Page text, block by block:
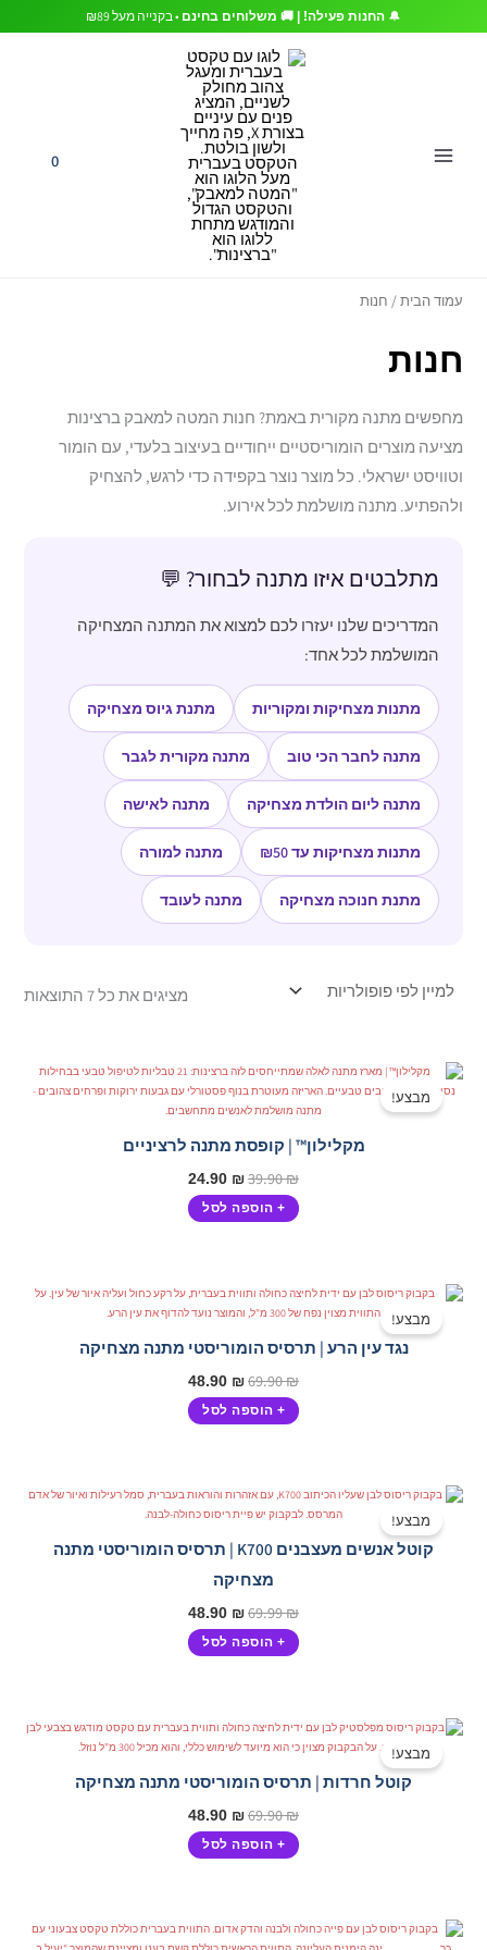
🔔 החנות פעילה! | 🚚 משלוחים בחינם • בקנייה מעל ₪89
0
עמוד הבית/ חנות
חנות
מחפשים מתנה מקורית באמת? חנות המטה למאבק ברצינות
מציעה מוצרים הומוריסטיים ייחודיים בעיצוב בלעדי, עם הומור
וטוויסט ישראלי. כל מוצר נוצר בקפידה כדי לרגש, להצחיק
ולהפתיע. מתנה מושלמת לכל אירוע.
מתלבטים איזו מתנה לבחור? 💬
המדריכים שלנו יעזרו לכם למצוא את המתנה המצחיקה
המושלמת לכל אחד:
מתנות מצחיקות ומקוריות מתנת גיוס מצחיקה
מתנה לחבר הכי טוב מתנה מקורית לגבר
מתנה ליום הולדת מצחיקה מתנה לאישה
מתנות מצחיקות עד ₪50 מתנה למורה
מתנת חנוכה מצחיקה מתנה לעובד
מציגים את כל ⁦7⁩ התוצאות
מבצע!
מקלילון™ | קופסת מתנה לרציניים
39.90₪
המחיר
המקורי
היה:
24.90 ₪
המחיר
הנוכחי
הוא:
+ הוספה לסל
מבצע!
נגד עין הרע | תרסיס הומוריסטי מתנה מצחיקה
69.90₪
המחיר
המקורי
69.90 ₪.
48.90 ₪
המחיר
הנוכחי
48.90 ₪.
+ הוספה לסל
מבצע!
קוטל אנשים מעצבנים K700 | תרסיס הומוריסטי מתנה
מצחיקה
69.99₪
המחיר
המקורי
69.99 ₪.
48.90 ₪
המחיר
הנוכחי
48.90 ₪.
+ הוספה לסל
מבצע!
קוטל חרדות | תרסיס הומוריסטי מתנה מצחיקה
69.90₪
המחיר
המקורי
69.90 ₪.
48.90 ₪
המחיר
הנוכחי
48.90 ₪.
+ הוספה לסל
המחיר
המחיר